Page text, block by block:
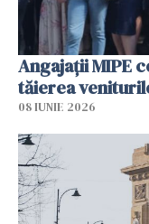
Angajaţii MIPE
tăierea
08 IUNIE 2026